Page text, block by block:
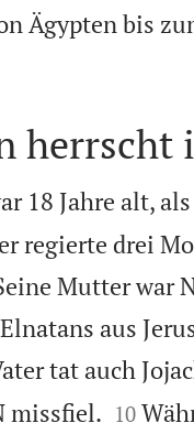
Ägypten bis
herrscht
18 Jahre alt,
regierte drei
Mutter war
aus
tat auch
missfiel. 

10